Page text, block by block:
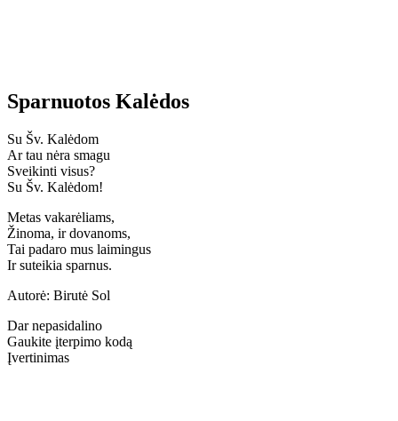
Sparnuotos Kalėdos
Su Šv. Kalėdom
Ar tau nėra smagu
Sveikinti visus?
Su Šv. Kalėdom!
Metas vakarėliams,
Žinoma, ir dovanoms,
Tai padaro mus laimingus
Ir suteikia sparnus.
Autorė: Birutė Sol
Dar nepasidalino
Gaukite įterpimo kodą
Įvertinimas